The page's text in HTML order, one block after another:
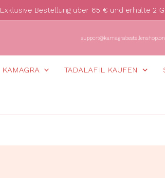
Exklusive Bestellung über 65 € und erhalte 2
KAMAGRA TADALAFIL KAUFEN